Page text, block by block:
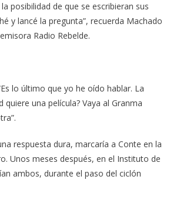
posibilidad de que se escribieran sus
y lancé la pregunta”, recuerda Machado
Radio Rebelde.
lo último que yo he oído hablar. La
quiere una película? Vaya al Granma
respuesta dura, marcaría a Conte en la
Unos meses después, en el Instituto de
ambos, durante el paso del ciclón